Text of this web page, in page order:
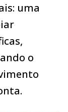
uma
o